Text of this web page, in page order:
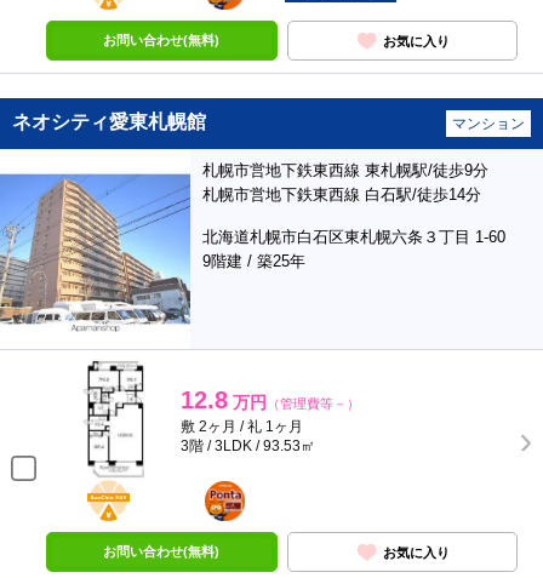
お問い合わせ(無料) お気に入り
ネオシティ愛東札幌館 マンション
札幌市営地下鉄東西線 東札幌駅/徒歩9分
札幌市営地下鉄東西線 白石駅/徒歩14分
北海道札幌市白石区東札幌六条３丁目 1-60
9階建 / 築25年
12.8 万円 （管理費等－）
敷 2ヶ月 / 礼 1ヶ月
3階 / 3LDK / 93.53㎡
BunChinPAY
ポンタ
部屋
お問い合わせ(無料) お気に入り